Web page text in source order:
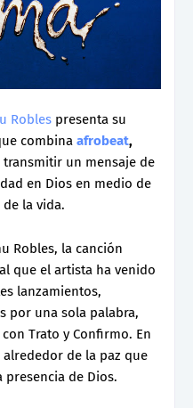
Robles presenta su
combina afrobeat,
transmitir un mensaje de
en Dios en medio de
la vida.
Robles, la canción
que el artista ha venido
lanzamientos,
por una sola palabra,
Trato y Confirmo. En
de la paz que
de Dios.